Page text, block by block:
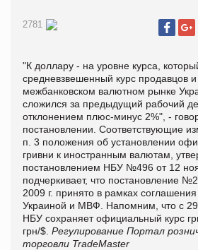
2781
"К доллару - на уровне курса,
средневзвешенный курс продавцов
межбанковском валютном рынке
сложился за предыдущий рабочий
отклонением плюс-минус 2%", -
постановлении. Соответствующие
п. 3 положения об установлении
гривни к иностранным валютам,
постановлением НБУ №496 от 12
подчеркивает, что постановление
2009 г. принято в рамках
Украиной и МВФ. Напомним, что с 29
НБУ сохраняет официальный курс
грн/$. Регулирование Портал
торговли TradeMaster